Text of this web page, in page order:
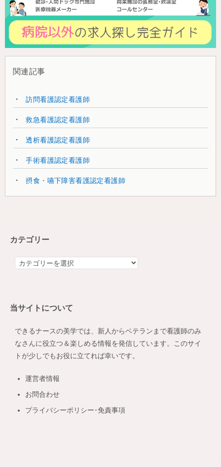
関連記事
訪問看護認定看護師
救急看護認定看護師
透析看護認定看護師
手術看護認定看護師
摂食・嚥下障害看護認定看護師
カテゴリー
カ
ー
当サイトについて
できるナースの美学では、新人からベテランまで看護師のみ
なさんに役立つ＆楽しめる情報を発信しています。このサイ
トが少しでもお役に立てれば幸いです。
運営者情報
お問合わせ
プライバシーポリシー･免責事項